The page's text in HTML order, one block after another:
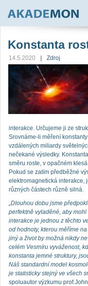
Konstanta
14.5.2020
Zdroj
interakce. Určujeme ji ze
Srovnáme-li měření
vzdálených miliardy
nečekané výsledky.
směru roste, v opačném
Pokud se zatím předběžné
elektromagnetická interakce,
různých částech různě silná.
„Dlouhou dobu jsme
perfektně vyladěné, aby
interakce je jednou z těchto
od hodnoty, kterou měříme
jiný a život by možná nikdy
celém Vesmíru vyváženost,
konstanta jemné struktury,
Náš standardní model
je statisticky stejný ve všech
spoluautor výzkumu